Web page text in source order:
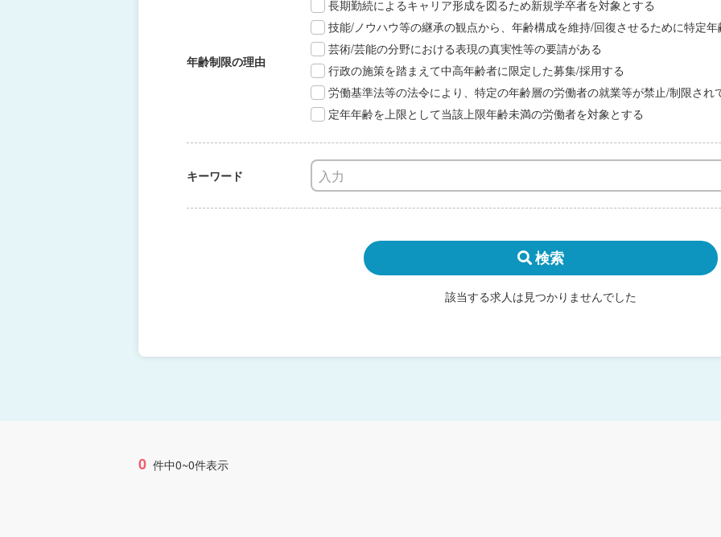
年齢制限の理由
長期勤続によるキャリア形成を図るため新規学卒者を対象とする
技能/ノウハウ等の継承の観点から、年齢構成を維持/回復させるために特定
芸術/芸能の分野における表現の真実性等の要請がある
行政の施策を踏まえて中高年齢者に限定した募集/採用する
労働基準法等の法令により、特定の年齢層の労働者の就業等が禁止/制限され
定年年齢を上限として当該上限年齢未満の労働者を対象とする
キーワード
検索
該当する求人は見つかりませんでした
0 件中0~0件表示